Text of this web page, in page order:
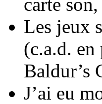
Les jeux
(c.a.d.
Baldur’s
J’ai eu